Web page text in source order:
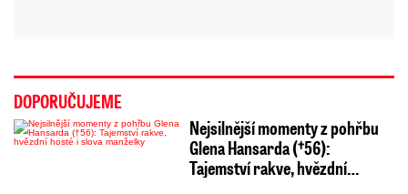
DOPORUČUJEME
Nejsilnější momenty z pohřbu
Glena Hansarda (†56):
Tajemství rakve, hvězdní…